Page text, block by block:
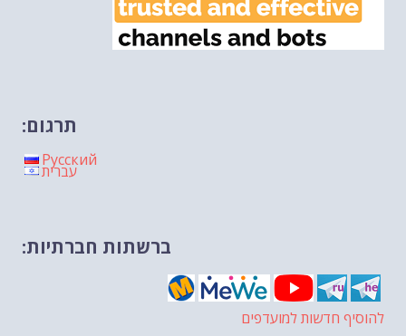
תרגום:
Русский
עברית
ברשתות חברתיות:
להוסיף חדשות למועדפים